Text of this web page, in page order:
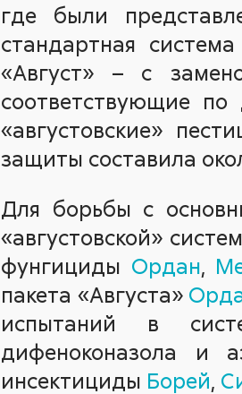
где были
стандартная
«Август» – с
соответствующие
«августовские»
защиты составила
Для борьбы с
«августовской»
фунгициды Ордан
пакета «Августа»
испытаний в
дифеноконазола и
инсектициды Борей